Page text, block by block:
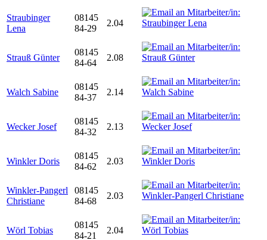
Straubinger
Lena
08145
84-29
2.04
Strauß Günter
08145
84-64
2.08
Walch Sabine
08145
84-37
2.14
Wecker Josef
08145
84-32
2.13
Winkler Doris
08145
84-62
2.03
Winkler-Pangerl
Christiane
08145
84-68
2.03
Wörl Tobias
08145
84-21
2.04